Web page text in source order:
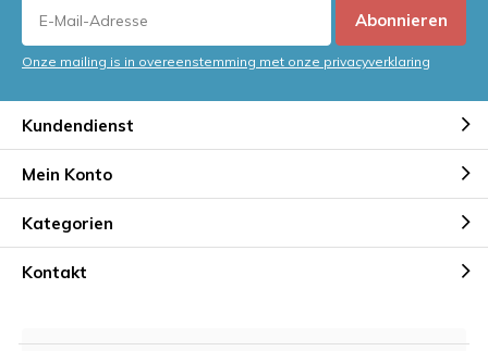
Abonnieren
Onze mailing is in overeenstemming met onze privacyverklaring
Kundendienst
Mein Konto
Kategorien
Kontakt